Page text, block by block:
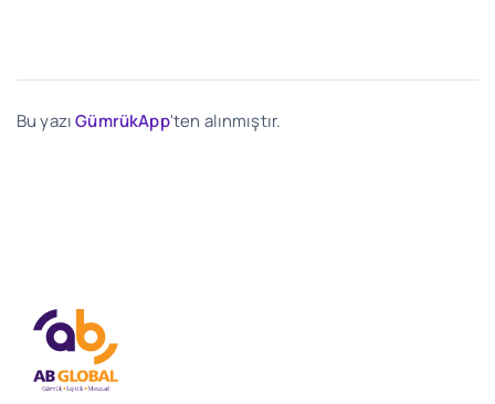
Bu yazıGümrükApp'ten alınmıştır.